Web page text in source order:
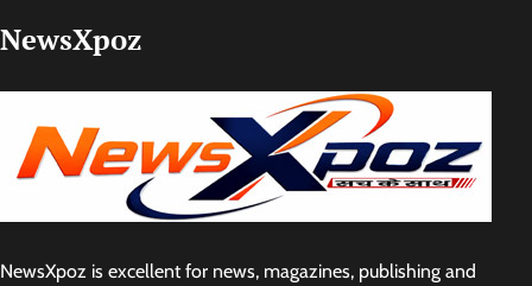
NewsXpoz
NewsXpoz is excellent for news, magazines, publishing and